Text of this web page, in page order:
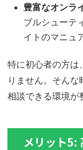
豊富なオンラ
ブルシューテ
イトのマニュ
特に初心者の方は
りません。そん
相談できる環境が
メリット5: